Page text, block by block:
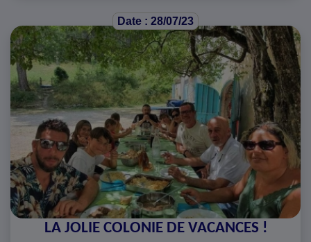
Date : 28/07/23
LA JOLIE COLONIE DE VACANCES !